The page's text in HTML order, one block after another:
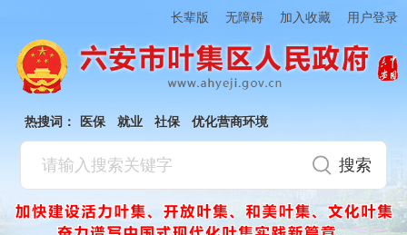
长辈版 无障碍 加入收藏 用户登录
热搜词： 医保 就业 社保 优化营商环境